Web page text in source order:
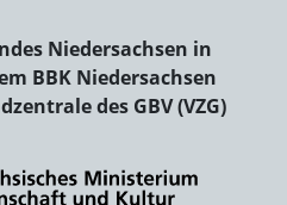
Niedersachsen in
BBK Niedersachsen
des GBV (VZG)